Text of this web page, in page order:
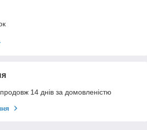
14 днів за домовленістю